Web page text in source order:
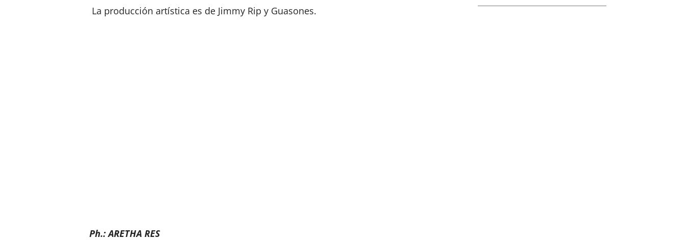
La producción artística es de Jimmy Rip y Guasones.
Ph.: ARETHA RES